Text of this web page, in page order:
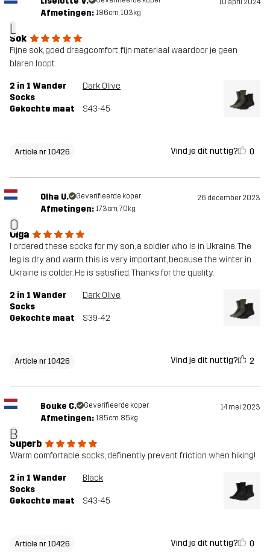
L
10 april 2024
Afmetingen: 186cm, 103kg
Sok
Fijne sok, goed draagcomfort, fijn materiaal waardoor je geen
blaren loopt.
2 in 1 Wander
Socks
Dark Olive
Gekochte maat S43-45
Article nr 10426 Vind je dit nuttig? 0
O
Olha U. Geverifieerde koper 26 december 2023
Afmetingen: 173cm, 70kg
Olga
I ordered these socks for my son, a soldier who is in Ukraine. The
leg is dry and warm. this is very important, because the winter in
Ukraine is colder. He is satisfied. Thanks for the quality.
2 in 1 Wander
Socks
Dark Olive
Gekochte maat S39-42
Article nr 10426 Vind je dit nuttig? 2
B
Bouke C. Geverifieerde koper 14 mei 2023
Afmetingen: 185cm, 85kg
Superb
Warm comfortable socks, definently prevent friction when hiking!
2 in 1 Wander
Socks
Black
Gekochte maat S43-45
Article nr 10426 Vind je dit nuttig? 0